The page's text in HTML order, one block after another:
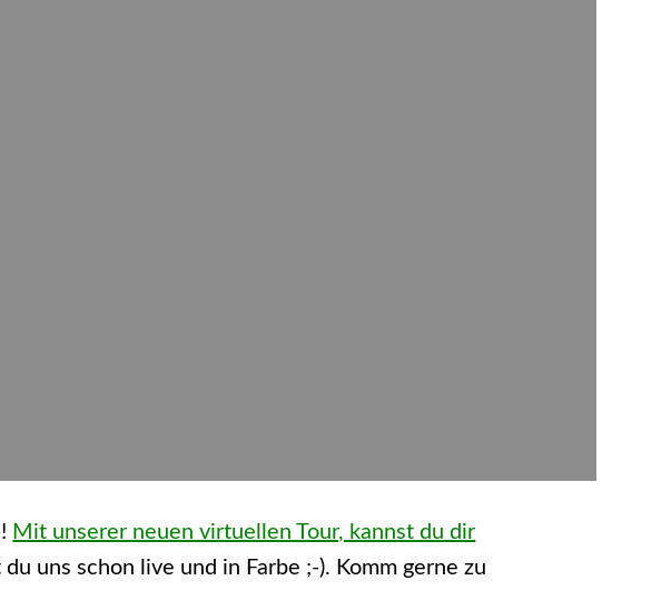
Mit unserer neuen virtuellen Tour, kannst du dir
uns schon live und in Farbe ;-). Komm gerne zu